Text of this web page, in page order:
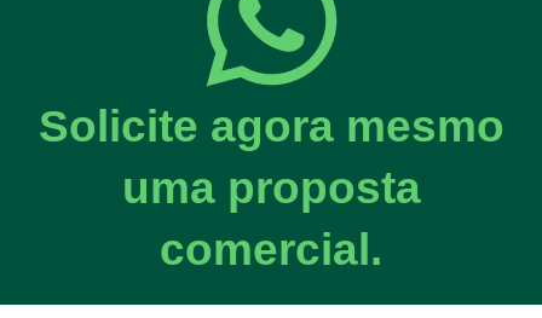
Solicite agora mesmo
uma proposta
comercial.